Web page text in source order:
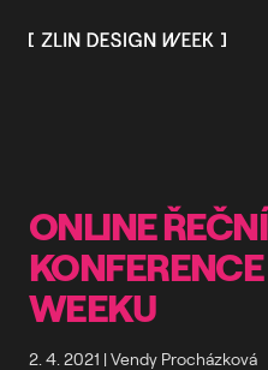
ONLINE
WEEKU
2. 4. 2021 |Vendy Procházková